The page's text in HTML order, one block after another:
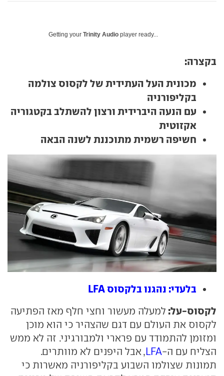
Getting your Trinity Audio player ready...
בקצרה:
מכונית העל העתידית של לקסוס צולמה
בקליפורניה
עם הנעה היברידית ורצון להשתלב בקטגוריה
אקזוטית
חשיפה רשמית מתוכננת לשנה הבאה
בלעדי: נהגנו בלקסוס LFA
לקסוס-על: למעלה מעשור וחצי חלף מאז הפתיעה
לקסוס את העולם עם דגם שהצהיר כי הוא מוכן
ומזומן להתמודד עם פרארי ולמבורגיני. זה לא ממש
הצליח עם ה-LFA, אבל היפנים לא מוותרים.
תמונות שצולמו השבוע בקליפורניה מאשרות כי